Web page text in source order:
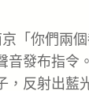
你們兩個
音發布指令
，反射出藍